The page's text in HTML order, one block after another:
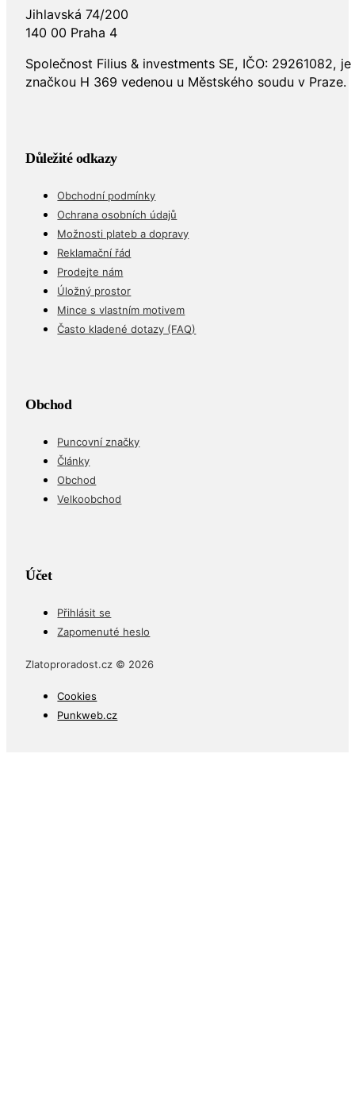
Jihlavská 74/200
140 00 Praha 4
Společnost Filius & investments SE, IČO: 29261082,
značkou H 369 vedenou u Městského soudu v Praze.
Důležité odkazy
Obchodní podmínky
Ochrana osobních údajů
Možnosti plateb a dopravy
Reklamační řád
Prodejte nám
Úložný prostor
Mince s vlastním motivem
Často kladené dotazy (FAQ)
Obchod
Puncovní značky
Články
Obchod
Velkoobchod
Účet
Přihlásit se
Zapomenuté heslo
Zlatoproradost.cz © 2026
Cookies
Punkweb.cz